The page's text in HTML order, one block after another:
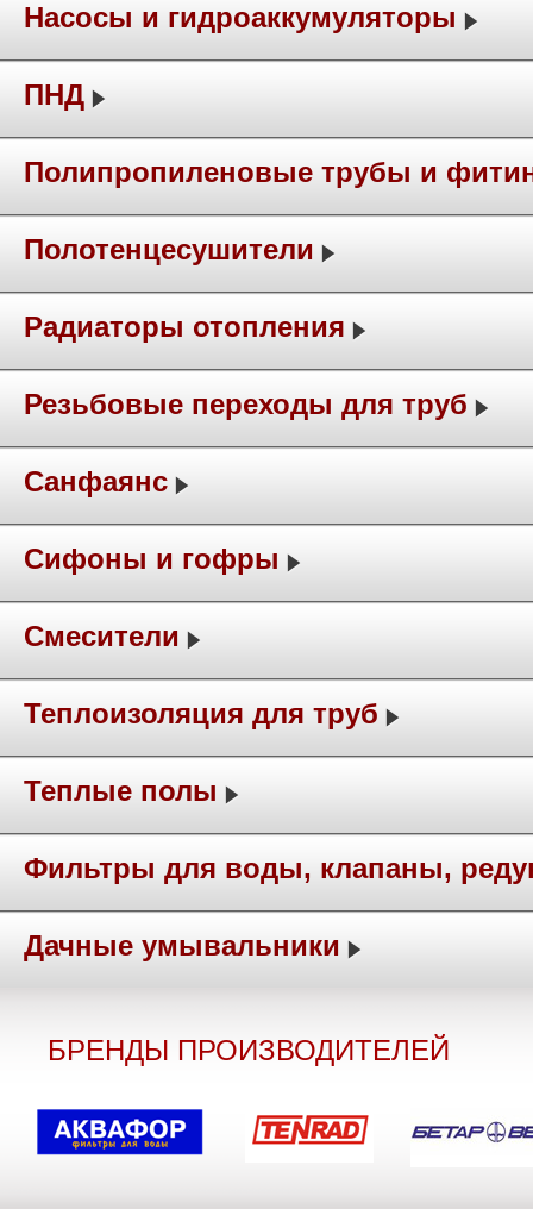
Насосы и гидроаккумуляторы
ПНД
Полипропиленовые трубы и
Полотенцесушители
Радиаторы отопления
Резьбовые переходы для труб
Санфаянс
Сифоны и гофры
Смесители
Теплоизоляция для труб
Теплые полы
Фильтры для воды, клапаны,
Дачные умывальники
БРЕНДЫ ПРОИЗВОДИТЕЛЕЙ